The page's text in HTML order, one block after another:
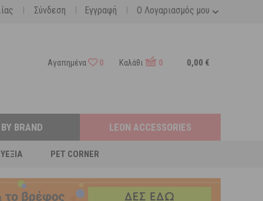
Ο Λογαριασμός μου
| Σύνδεση | Εγγραφή |
Αγαπημένα 0 Καλάθι 0 0,00 €
PET CORNER
BRAND LEON ACCESSORIES